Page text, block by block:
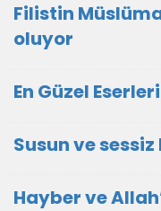
Filistin
oluyor
En Güzel
Susun ve sessiz
Hayber ve